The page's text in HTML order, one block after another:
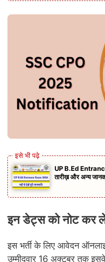
UP B.Ed
तारीख़ और अन्य
इन डेट्स को नोट कर
इस भर्ती के लिए आवेदन
उम्मीदवार 16 अक्टूबर तक